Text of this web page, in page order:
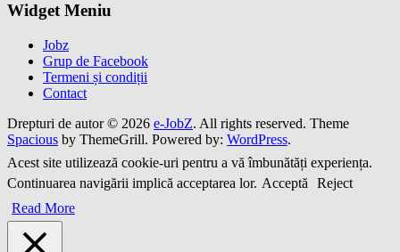
Widget Meniu
Jobz
Grup de Facebook
Termeni și condiții
Contact
Drepturi de autor © 2026 e-JobZ. All rights reserved. Theme
Spacious by ThemeGrill. Powered by: WordPress.
Acest site utilizează cookie-uri pentru a vă îmbunătăți experiența.
Continuarea navigării implică acceptarea lor. Acceptă
Reject
Read More